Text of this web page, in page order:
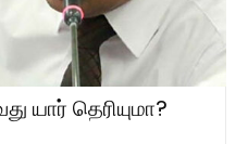
யார் தெரியுமா?